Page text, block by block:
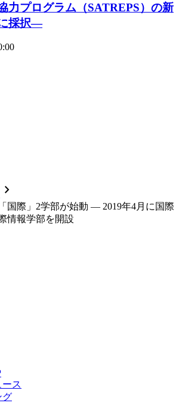
力プログラム（SATREPS）の新
採択―
chevron_forward
国際」2学部が始動 — 2019年4月に国際
情報学部を開設
ス
グ